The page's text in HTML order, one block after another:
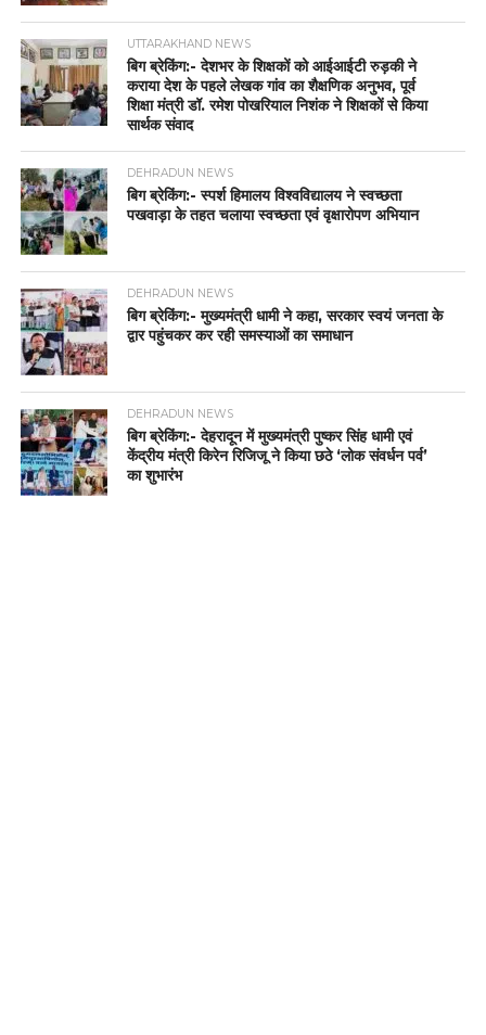
UTTARAKHAND NEWS
बिग ब्रेकिंग:- देशभर के शिक्षकों को आईआईटी रुड़की ने
कराया देश के पहले लेखक गांव का शैक्षणिक अनुभव, पूर्व
शिक्षा मंत्री डॉ. रमेश पोखरियाल निशंक ने शिक्षकों से किया
सार्थक संवाद
DEHRADUN NEWS
बिग ब्रेकिंग:- स्पर्श हिमालय विश्वविद्यालय ने स्वच्छता
पखवाड़ा के तहत चलाया स्वच्छता एवं वृक्षारोपण अभियान
DEHRADUN NEWS
बिग ब्रेकिंग:- मुख्यमंत्री धामी ने कहा, सरकार स्वयं जनता के
द्वार पहुंचकर कर रही समस्याओं का समाधान
DEHRADUN NEWS
बिग ब्रेकिंग:- देहरादून में मुख्यमंत्री पुष्कर सिंह धामी एवं
केंद्रीय मंत्री किरेन रिजिजू ने किया छठे ‘लोक संवर्धन पर्व’
का शुभारंभ